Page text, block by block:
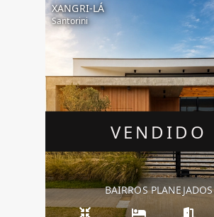
VENDIDO
XANGRI-LÁ
Santorini
BAIRROS PLANEJADOS